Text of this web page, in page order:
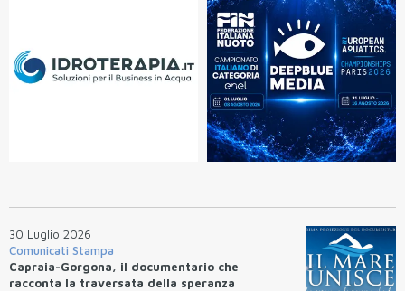
30 Luglio 2026
Comunicati Stampa
Capraia-Gorgona, il documentario che
racconta la traversata della speranza